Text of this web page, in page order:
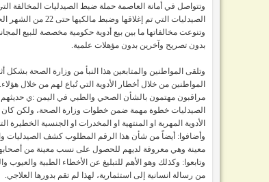
وتتواصل في أمانة العاصمة حملة ضبط الصيدليات المخالفة
الصيدليات التي تم إغلاقها وضبط مالكيها حتى 22 من الشهر الحالي 240 صيدلية ومخزن أدوية.
وتنوعت مخالفاتها ما بين بيع أدوية حكومية مخصصة للبيع
بدون تصريح وآخرين بدون مؤهلات علمية.
وتلقى المواطنين والمتابعين هذا النبأ من وزارة الصحة
المواطنين من خلال أخطار الأدوية التي تُباع لهم من خلال هؤلاء.
مراقبون مهتمون بالشأن الصحي والطبي في اليمن :ي
الصيدليات خطوة مهمة ضمن خطوات وزارة الصحة، ولكن كان
الأدوية المهربة او المنتهية او المخدرات او الجنسية الخطيرة
وأضافوا: أيضاً من شأن هذا الرقم المطلوب كشف الصيدليات
معينة وهي معروفة لديهم للحصول على نسب معينة من
وتابعوا: وكذلك وهو الأهم للتبليغ عن الأخطاء الطبية
من رسالة انسانية إلى استثمارية، لهذا لم تقم بدورها العلاجي.